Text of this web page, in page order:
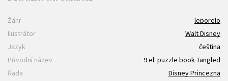
Žánr
leporelo
Ilustrátor
Walt Disney
Jazyk
čeština
Původní název
9 el. puzzle book Tangled
Řada
Disney Princezna